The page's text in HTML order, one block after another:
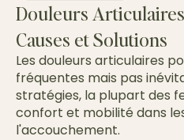
Douleurs
Causes et Solutions
Les douleurs articulaires
fréquentes mais pas
stratégies, la plupart des
confort et mobilité dans
l'accouchement.